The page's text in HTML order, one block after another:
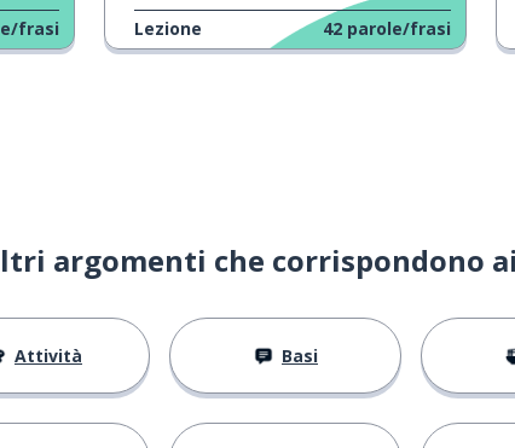
frasi Lezione 42 parole/frasi
argomenti che corrispondono
Attività Basi